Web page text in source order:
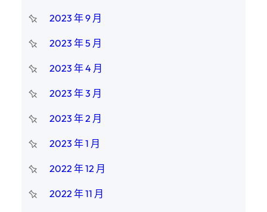
2023 年 9 月
2023 年 5 月
2023 年 4 月
2023 年 3 月
2023 年 2 月
2023 年 1 月
2022 年 12 月
2022 年 11 月